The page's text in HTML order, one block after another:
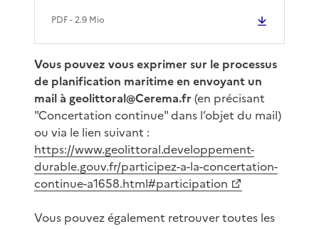
PDF- 2.9 Mio
Vous pouvez vous exprimer sur le processus
de planification maritime en envoyant un
mail à geolittoral@Cerema.fr (en précisant
"Concertation continue" dans l’objet du mail)
ou via le lien suivant :
https://www.geolittoral.developpement-
durable.gouv.fr/participez-a-la-concertation-
continue-a1658.html#participation
Vous pouvez également retrouver toutes les